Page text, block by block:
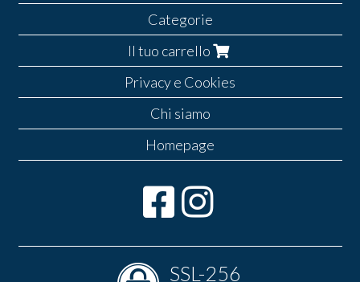
Categorie
Il tuo carrello
Privacy e Cookies
Chi siamo
Homepage
SSL-256